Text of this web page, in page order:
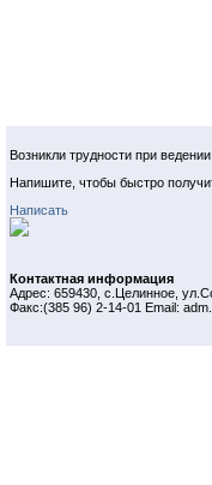
Возникли трудности при
Напишите, чтобы быстро
Написать
Контактная информация
Адрес: 659430, с.Целинное,
Факс:(385 96) 2-14-01 Email: